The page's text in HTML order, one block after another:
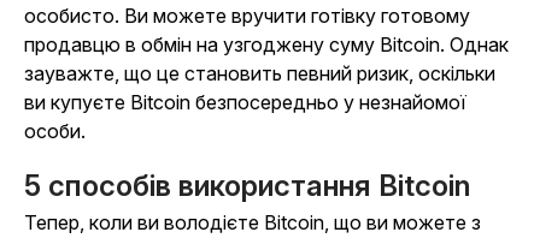
особисто. Ви можете вручити готівку готовому
продавцю в обмін на узгоджену суму Bitcoin. Однак
зауважте, що це становить певний ризик, оскільки
ви купуєте Bitcoin безпосередньо у незнайомої
особи.
5 способів використання Bitcoin
Тепер, коли ви володієте Bitcoin, що ви можете з